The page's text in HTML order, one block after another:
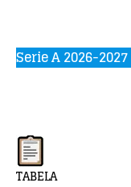
Serie A 2026-2027
TABELA